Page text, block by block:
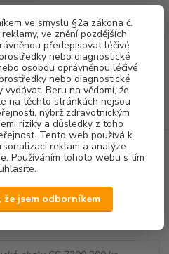
ve smyslu §2a zákona č.
ve znění pozdějších
předepisovat léčivé
nebo diagnostické
osobou oprávněnou léčivé
nebo diagnostické
Beru na vědomí, že
na těchto stránkách nejsou
nýbrž zdravotnickým
riziky a důsledky z toho
Tento web používá k
reklam a analýze
Používáním tohoto webu s tím
že jsem odborníkem
Menu
CZK
Hledat
za0,00 Kč
hygienické obaly CS 7200 200 ks
obaly CS